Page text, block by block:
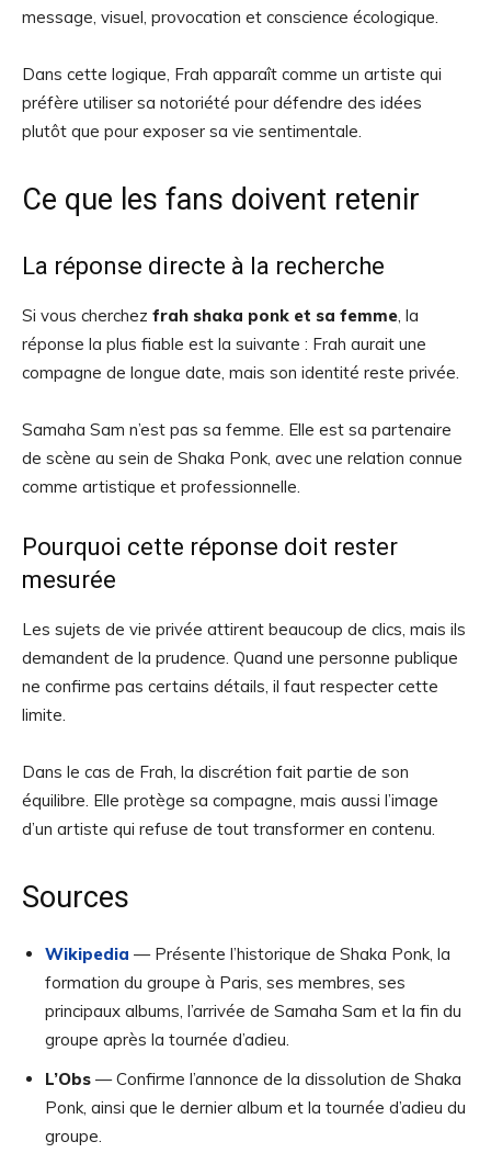
message, visuel, provocation et conscience écologique.
Dans cette logique, Frah apparaît comme un artiste qui
préfère utiliser sa notoriété pour défendre des idées
plutôt que pour exposer sa vie sentimentale.
Ce que les fans doivent retenir
La réponse directe à la recherche
Si vous cherchez frah shaka ponk et sa femme, la
réponse la plus fiable est la suivante : Frah aurait une
compagne de longue date, mais son identité reste privée.
Samaha Sam n’est pas sa femme. Elle est sa partenaire
de scène au sein de Shaka Ponk, avec une relation connue
comme artistique et professionnelle.
Pourquoi cette réponse doit rester
mesurée
Les sujets de vie privée attirent beaucoup de clics, mais ils
demandent de la prudence. Quand une personne publique
ne confirme pas certains détails, il faut respecter cette
limite.
Dans le cas de Frah, la discrétion fait partie de son
équilibre. Elle protège sa compagne, mais aussi l’image
d’un artiste qui refuse de tout transformer en contenu.
Sources
Wikipedia — Présente l’historique de Shaka Ponk, la
formation du groupe à Paris, ses membres, ses
principaux albums, l’arrivée de Samaha Sam et la fin du
groupe après la tournée d’adieu.
L’Obs — Confirme l’annonce de la dissolution de Shaka
Ponk, ainsi que le dernier album et la tournée d’adieu du
groupe.